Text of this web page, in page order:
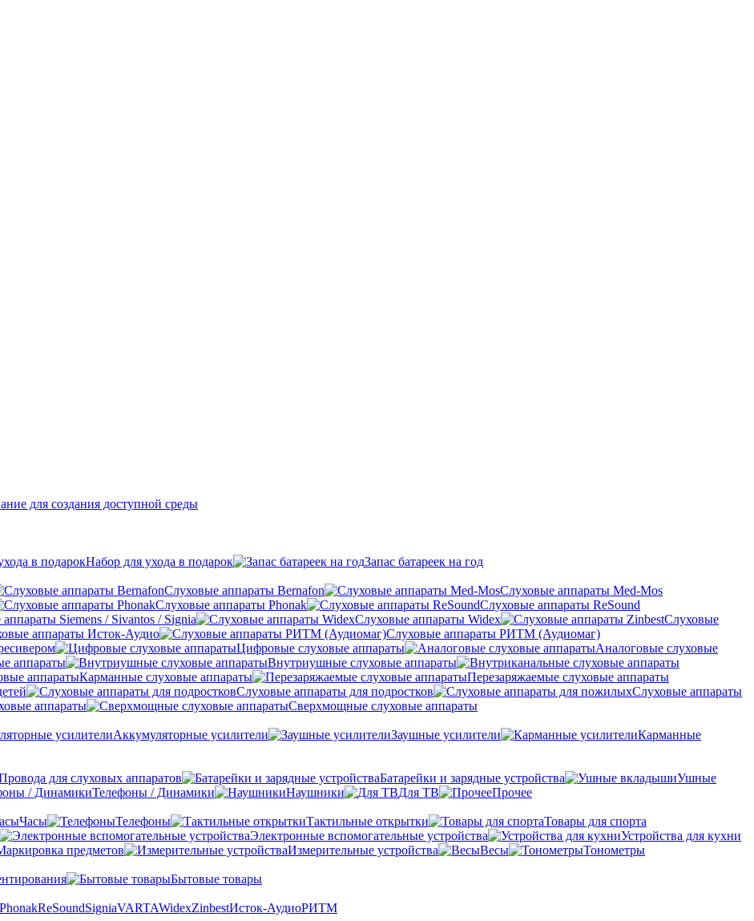
для создания доступной среды
Набор для ухода в подарок
Запас батареек на год
Слуховые аппараты Bernafon
Слуховые аппараты Med-Mos
Слуховые аппараты Phonak
Слуховые аппараты ReSound
Siemens / Sivantos / Signia
Слуховые аппараты Widex
Слуховые
аппараты Исток-Аудио
Слуховые аппараты РИТМ (Аудиомаг)
Цифровые слуховые аппараты
Аналоговые слуховые
аппараты
Внутриушные слуховые аппараты
Карманные слуховые аппараты
Перезаряжаемые слуховые аппараты
Слуховые аппараты для подростков
Слуховые аппараты
аппараты
Сверхмощные слуховые аппараты
Аккумуляторные усилители Заушные усилители
Карманные
для слуховых аппаратов Батарейки и зарядные устройства
Ушные
Телефоны / Динамики Наушники Для ТВ
Прочее
Часы Телефоны Тактильные открытки
Товары для спорта
Электронные вспомогательные устройства
Устройства для кухни
предметов Измерительные устройства Весы
Тонометры
Бытовые товары
PhonakReSoundSigniaVARTAWidexZinbestИсток-АудиоРИТМ